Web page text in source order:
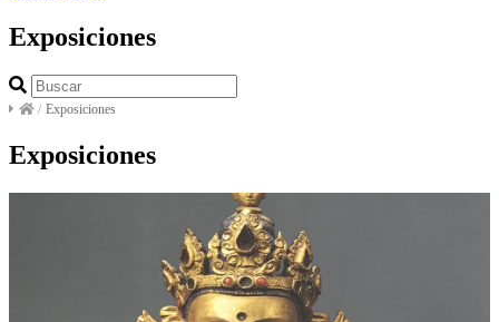
Exposiciones
/ Exposiciones
Exposiciones